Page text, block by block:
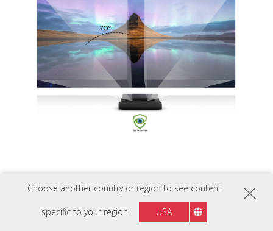
Choose another country or region to see content
specific to your region USA